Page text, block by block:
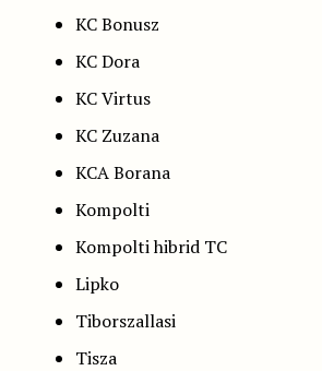
KC Bonusz
KC Dora
KC Virtus
KC Zuzana
KCA Borana
Kompolti
Kompolti hibrid TC
Lipko
Tiborszallasi
Tisza